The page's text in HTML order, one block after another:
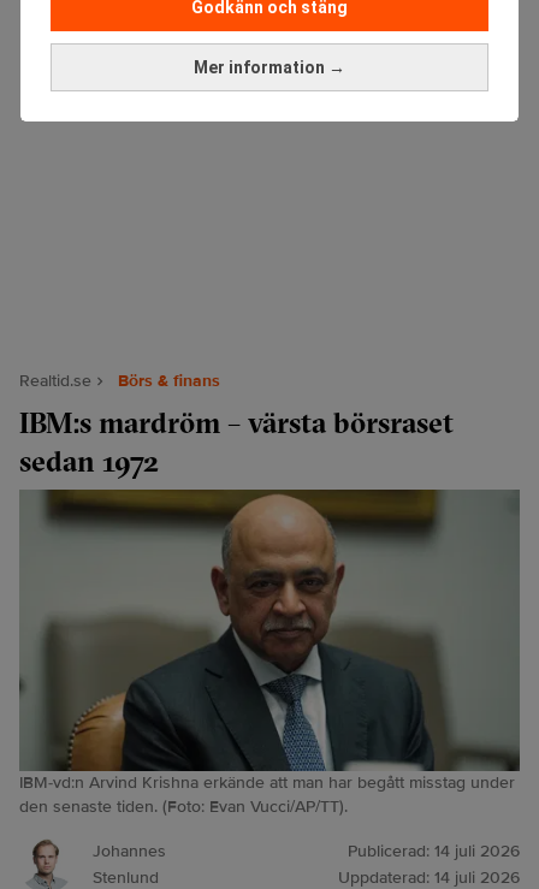
Mer information →
Godkänn och stäng
Realtid.se Börs & finans
IBM:s mardröm – värsta börsraset
sedan 1972
IBM-vd:n Arvind Krishna erkände att man har begått misstag under
den senaste tiden. (Foto: Evan Vucci/AP/TT).
Johannes
Stenlund
Publicerad: 14 juli 2026
Uppdaterad: 14 juli 2026